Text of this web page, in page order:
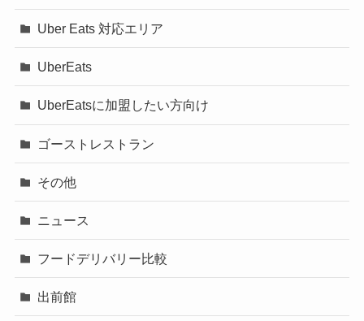
Uber Eats 対応エリア
UberEats
UberEatsに加盟したい方向け
ゴーストレストラン
その他
ニュース
フードデリバリー比較
出前館